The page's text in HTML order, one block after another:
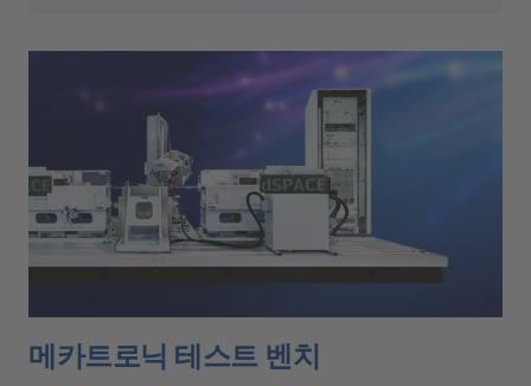
메카트로닉 테스트 벤치